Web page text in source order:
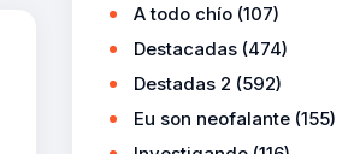
A todo chío (107)
Destacadas (474)
Destadas 2 (592)
Eu son neofalante (155)